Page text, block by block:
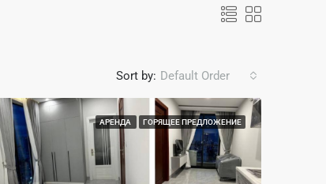
Sort by: Default Order
АРЕНДА ГОРЯЩЕЕ ПРЕДЛОЖЕНИЕ
ПОКУПКА
РЕКОМЕНДУЕМ